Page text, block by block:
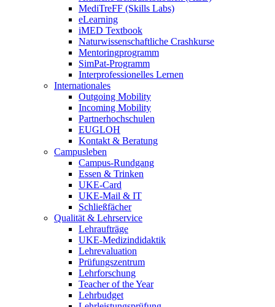
MediTreFF (Skills Labs)
eLearning
iMED Textbook
Naturwissenschaftliche Crashkurse
Mentoringprogramm
SimPat-Programm
Interprofessionelles Lernen
Internationales
Outgoing Mobility
Incoming Mobility
Partnerhochschulen
EUGLOH
Kontakt & Beratung
Campusleben
Campus-Rundgang
Essen & Trinken
UKE-Card
UKE-Mail & IT
Schließfächer
Qualität & Lehrservice
Lehraufträge
UKE-Medizindidaktik
Lehrevaluation
Prüfungszentrum
Lehrforschung
Teacher of the Year
Lehrbudget